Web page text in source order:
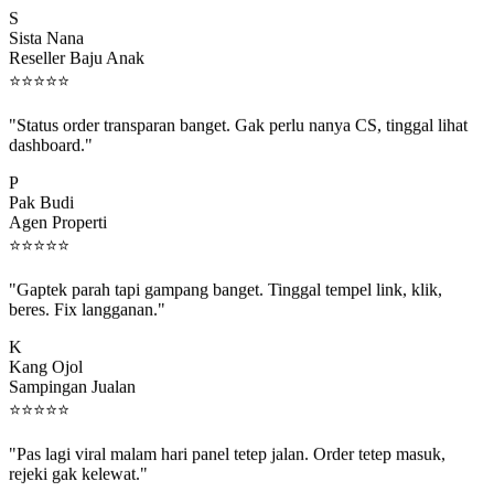
Sista Nana
Reseller Baju Anak
⭐⭐⭐⭐⭐
dashboard."
Pak Budi
Agen Properti
⭐⭐⭐⭐ ⭐
beres. Fix langganan."
Kang Ojol
Sampingan Jualan
⭐⭐⭐⭐⭐
rejeki gak kelewat."